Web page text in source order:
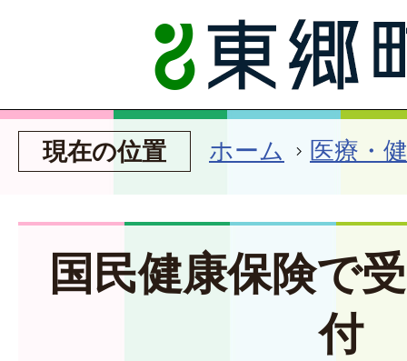
現在の位置 ホーム 医療・
国民健康保険で
付